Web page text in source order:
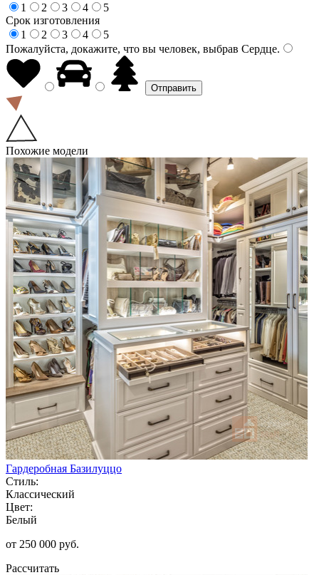
1
2 3 4
5
Срок изготовления
1
2 3 4
5
Пожалуйста, докажите, что вы человек, выбрав Сердце.
Похожие модели
Гардеробная Базилуццо
Стиль:
Классический
Цвет:
Белый
от 250 000 руб.
Рассчитать